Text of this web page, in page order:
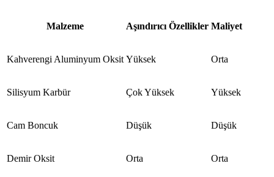
Malzeme Aşındırıcı Özellikler Maliyet
Kahverengi Aluminyum Oksit Yüksek Orta
Silisyum Karbür Çok Yüksek Yüksek
Cam Boncuk Düşük Düşük
Demir Oksit Orta Orta